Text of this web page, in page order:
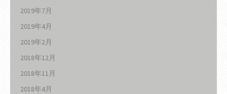
2019年7月
2019年4月
2019年2月
2018年12月
2018年11月
2018年4月